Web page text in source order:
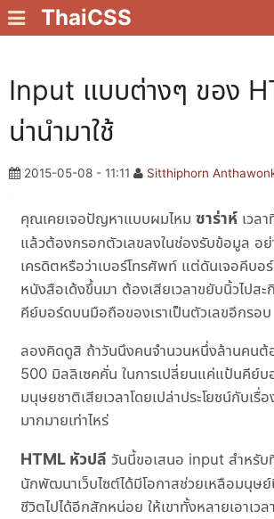
ThaiCSS
Input แบบต่างๆ ของ
น่านำมาใช้
2015-05-08 - 11:11 Sitthiphorn
คุณเคยเจอปัญหาแบบผมไหมซาร่าห์ เวล
แล้วต้องกรอกตัวเลขลงในช่องรับข้อมูล อย่
เครดิตหรือว่าเบอร์โทรศัพท์ แต่ดันเจอคีบอ
หนังสือเด้งขึ้นมา ต้องเสียเวลาขยับนิ้วไปส
คีย์บอร์ดบนมือถือของเราเป็นตัวเลขอีกรอบ
ลองคิดดูสิ ถ้าวันนึงคนจำนวนหนึ่งล้านคนต้
500 มิลลิเซคคั่น ในการเปลี่ยนแค่แป้นคีย์บ
มนุษยชาติเสียเวลาโดยเปล่าประโยชน์กับเรื่
มากมายเท่าไหร่
HTML หัวปลี วันนี้ขอเสนอ input สำหรับที่
นักพัฒนาเว็บไซต์ได้มีโอกาสช่วยเหลือมนุษย์
ชีวิตไปได้อีกสักหน่อย ให้เขาทั้งหลายเอาเวล